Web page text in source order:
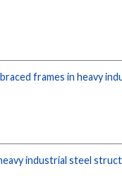
frames in heavy
industrial steel